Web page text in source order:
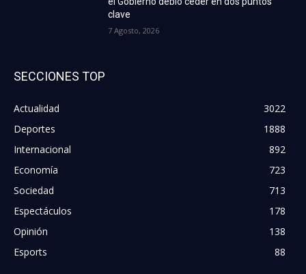
clave
7 Agosto, 2026
SECCIONES TOP
Actualidad
3022
Deportes
1888
Internacional
892
Economía
723
Sociedad
713
Espectáculos
178
Opinión
138
Esports
88